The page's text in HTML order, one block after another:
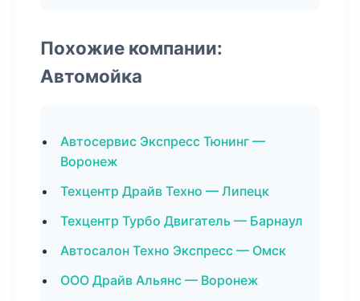
Похожие компании:
Автомойка
Автосервис Экспресс Тюнинг —
Воронеж
Техцентр Драйв Техно — Липецк
Техцентр Турбо Двигатель — Барнаул
Автосалон Техно Экспресс — Омск
ООО Драйв Альянс — Воронеж